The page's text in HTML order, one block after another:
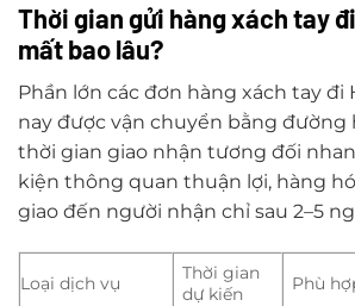
Thời gian gửi hàng xách tay
mất bao lâu?
Phần lớn các đơn hàng xách tay đi
nay được vận chuyển bằng
thời gian giao nhận tương đối
kiện thông quan thuận lợi, hàng
giao đến người nhận chỉ sau 2–5
Loại dịch vụ
Thời gian
dự kiến
Phù